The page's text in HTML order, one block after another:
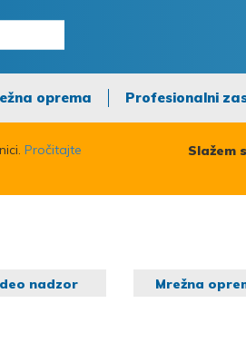
oprema Profesionalni
Pročitajte
Slažem
nadzor Mrežna